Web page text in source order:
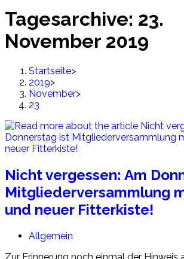
Tagesarchive: 23.
November 2019
Startseite>
2019>
November>
23
Nicht vergessen: Am
Mitgliederversammlung
und neuer Fitterkiste!
Beitrags-
Allgemein
Zur Erinnerung noch einmal der Hinweis